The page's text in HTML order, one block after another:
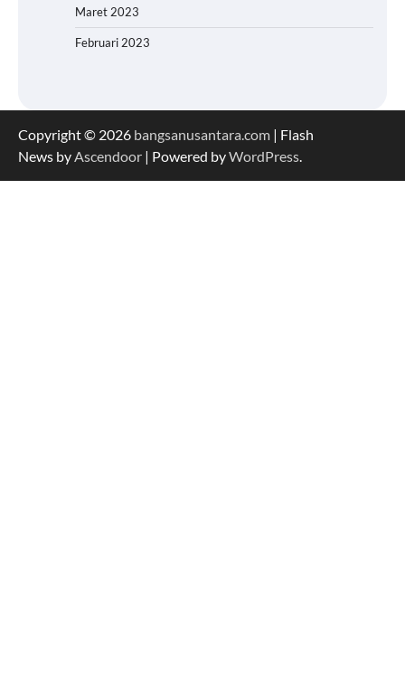
Maret 2023
Februari 2023
Copyright © 2026 bangsanusantara.com | Flash
News by Ascendoor | Powered byWordPress